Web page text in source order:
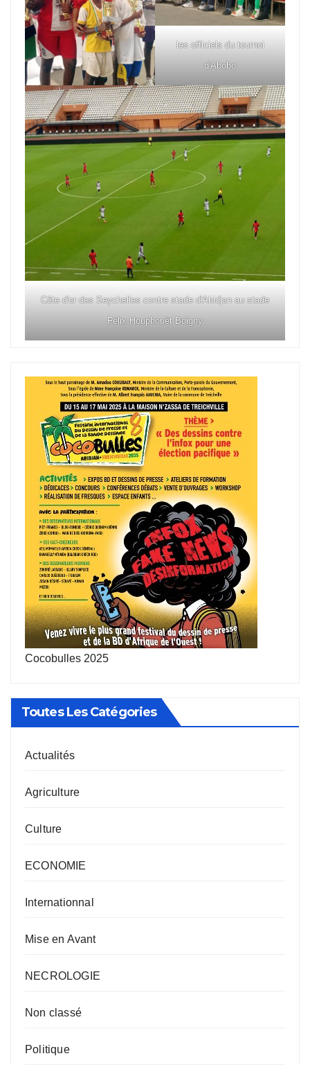
les officiels du tournoi
d'Abobo
Côte d'or des Seychelles contre stade d'Abidjan au stade
Félix Houphouët Boigny
Cocobulles 2025
Toutes Les Catégories
Actualités
Agriculture
Culture
ECONOMIE
Internationnal
Mise en Avant
NECROLOGIE
Non classé
Politique